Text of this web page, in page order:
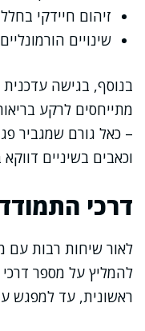
זיהום חיידקי
שינויים
בנוסף, בגישה
מתייחסים לרקע
– כאל גורם שמגביר
וכאבים בשיניים
דרכי
לאור שיחות רבות עם
להמליץ על מספר
ראשונית, עד למפגש